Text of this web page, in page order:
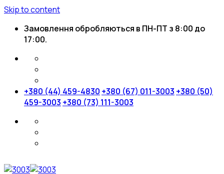
Skip to content
Замовлення обробляються в ПН-ПТ з 8:00 до
17:00.
+380 (44) 459-4830 +380 (67) 011-3003 +380 (50)
459-3003 +380 (73) 111-3003